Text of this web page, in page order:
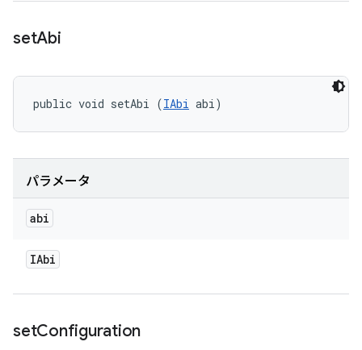
setAbi
public void setAbi (IAbi abi)
パラメータ
abi
IAbi
setConfiguration